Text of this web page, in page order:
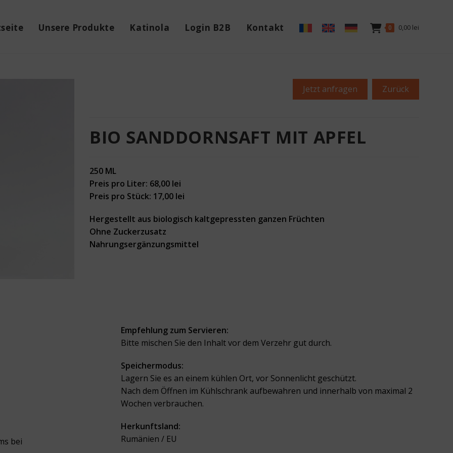
Unsere Produkte Katinola Login B2B Kontakt 0 0,00 lei
Jetzt anfragen Zurück
BIO SANDDORNSAFT MIT APFEL
250 ML
Preis pro Liter: 68,00 lei
Preis pro Stück: 17,00 lei
Hergestellt aus biologisch kaltgepressten ganzen Früchten
Ohne Zuckerzusatz
Nahrungsergänzungsmittel
bei
Empfehlung zum Servieren:
Bitte mischen Sie den Inhalt vor dem Verzehr gut durch.
Speichermodus:
Lagern Sie es an einem kühlen Ort, vor Sonnenlicht geschützt.
Nach dem Öffnen im Kühlschrank aufbewahren und innerhalb von maximal 2
Wochen verbrauchen.
Herkunftsland:
Rumänien / EU